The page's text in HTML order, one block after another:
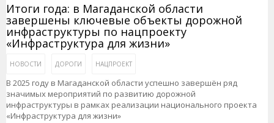
Итоги года: в Магаданской области
завершены ключевые объекты дорожной
инфраструктуры по нацпроекту
«Инфраструктура для жизни»
НОВОСТИ ДОРОГИ НАЦПРОЕКТ
В 2025 году в Магаданской области успешно завершён ряд
значимых мероприятий по развитию дорожной
инфраструктуры в рамках реализации национального проекта
«Инфраструктура для жизни»